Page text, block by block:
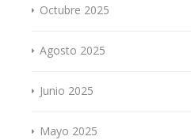
Octubre 2025
Agosto 2025
Junio 2025
Mayo 2025